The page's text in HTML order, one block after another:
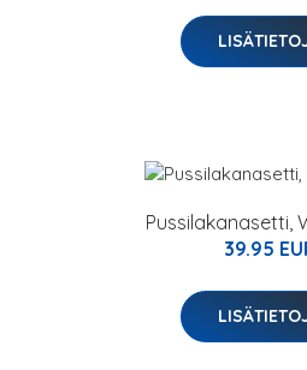
Pussilakanasetti,
39.95